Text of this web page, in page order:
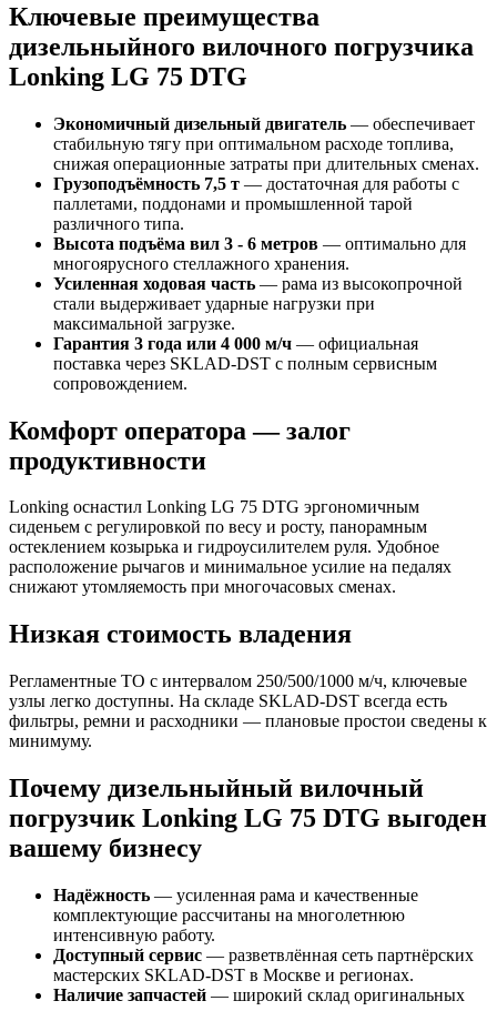
Ключевые преимущества
дизельныйного вилочного погрузчика
Lonking LG 75 DTG
Экономичный дизельный двигатель — обеспечивает
стабильную тягу при оптимальном расходе топлива,
снижая операционные затраты при длительных сменах.
Грузоподъёмность 7,5 т — достаточная для работы с
паллетами, поддонами и промышленной тарой
различного типа.
Высота подъёма вил 3 - 6 метров — оптимально для
многоярусного стеллажного хранения.
Усиленная ходовая часть — рама из высокопрочной
стали выдерживает ударные нагрузки при
максимальной загрузке.
Гарантия 3 года или 4 000 м/ч — официальная
поставка через SKLAD‑DST с полным сервисным
сопровождением.
Комфорт оператора — залог
продуктивности
Lonking оснастил Lonking LG 75 DTG эргономичным
сиденьем с регулировкой по весу и росту, панорамным
остеклением козырька и гидроусилителем руля. Удобное
расположение рычагов и минимальное усилие на педалях
снижают утомляемость при многочасовых сменах.
Низкая стоимость владения
Регламентные ТО с интервалом 250/500/1000 м/ч, ключевые
узлы легко доступны. На складе SKLAD‑DST всегда есть
фильтры, ремни и расходники — плановые простои сведены к
минимуму.
Почему дизельныйный вилочный
погрузчик Lonking LG 75 DTG выгоден
вашему бизнесу
Надёжность — усиленная рама и качественные
комплектующие рассчитаны на многолетнюю
интенсивную работу.
Доступный сервис — разветвлённая сеть партнёрских
мастерских SKLAD‑DST в Москве и регионах.
Наличие запчастей — широкий склад оригинальных